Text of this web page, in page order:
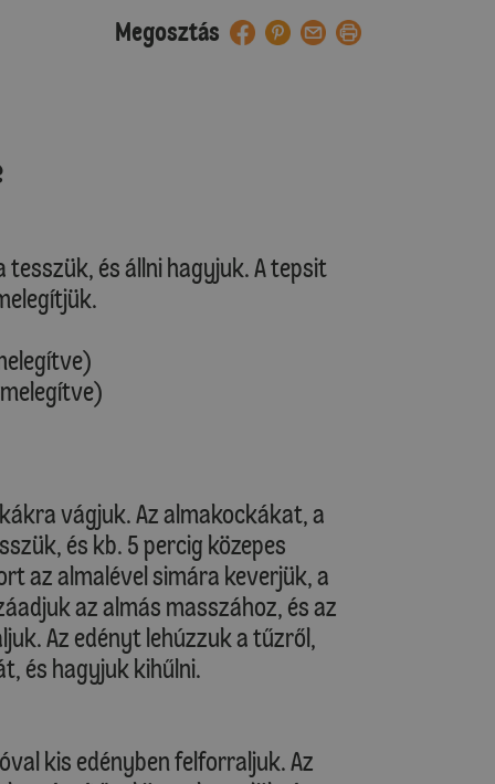
Megosztás
és állni hagyjuk. A tepsit
vágjuk. Az almakockákat, a
és kb. 5 percig közepes
az almalével simára keverjük, a
az almás masszához, és az
Az edényt lehúzzuk a tűzről,
és hagyjuk kihűlni.
kis edényben felforraljuk. Az